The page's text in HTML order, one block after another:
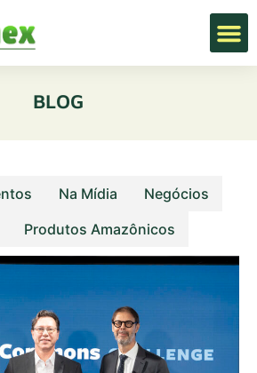
BLOG
Na Mídia
Negócios
Produtos Amazônicos